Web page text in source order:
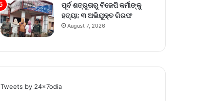
ପୂର୍ବ ଶତ୍ରୁତାରୁ ବିଜେପି କର୍ମୀଙ୍କୁ
ହତ୍ୟା; ୩ ଅଭିଯୁକ୍ତ ଗିରଫ
August 7, 2026
Tweets by 24x7odia